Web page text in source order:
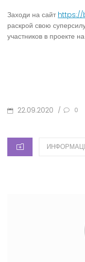
Заходи на сайт https://
раскрой свою
участников в проекте
ОПУБЛИКОВАНО
22.09.2020 / 0
КАТЕГОРИИ